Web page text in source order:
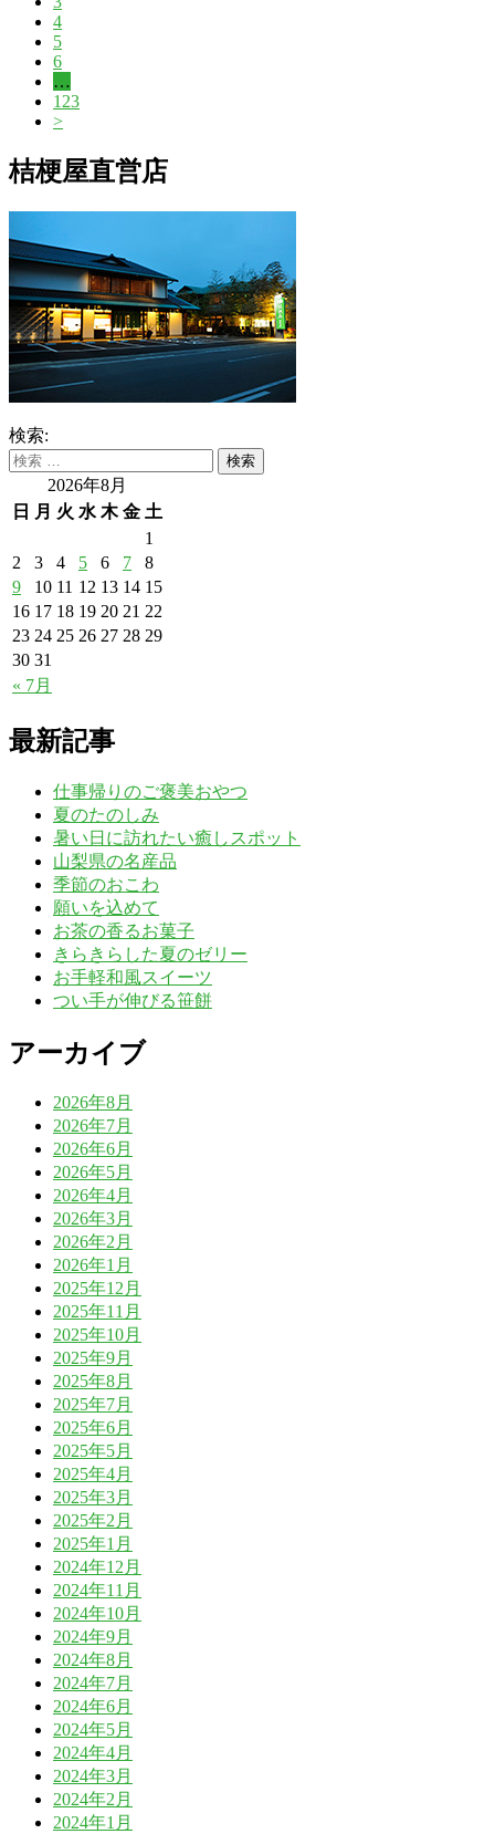
4
5
6
…
123
>
桔梗屋直営店
検索:
2026年8月
日
月 火 水 木 金 土
« 7月
1
2
3 4 5 6 7
8
9
10 11 12 13 14 15
16 17 18 19 20 21 22
23 24 25 26 27 28 29
30 31
最新記事
仕事帰りのご褒美おやつ
夏のたのしみ
暑い日に訪れたい癒しスポット
山梨県の名産品
季節のおこわ
願いを込めて
お茶の香るお菓子
きらきらした夏のゼリー
お手軽和風スイーツ
つい手が伸びる笹餅
アーカイブ
2026年8月
2026年7月
2026年6月
2026年5月
2026年4月
2026年3月
2026年2月
2026年1月
2025年12月
2025年11月
2025年10月
2025年9月
2025年8月
2025年7月
2025年6月
2025年5月
2025年4月
2025年3月
2025年2月
2025年1月
2024年12月
2024年11月
2024年10月
2024年9月
2024年8月
2024年7月
2024年6月
2024年5月
2024年4月
2024年3月
2024年2月
2024年1月